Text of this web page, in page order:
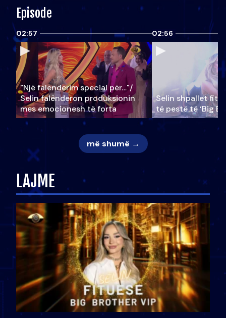
Episode
02:57
"Një falenderim special për…"/
Selin falënderon produksionin
mes emocionesh të forta
02:56
Selin shpallet
të pestë të ‘Big
më shumë →
LAJME